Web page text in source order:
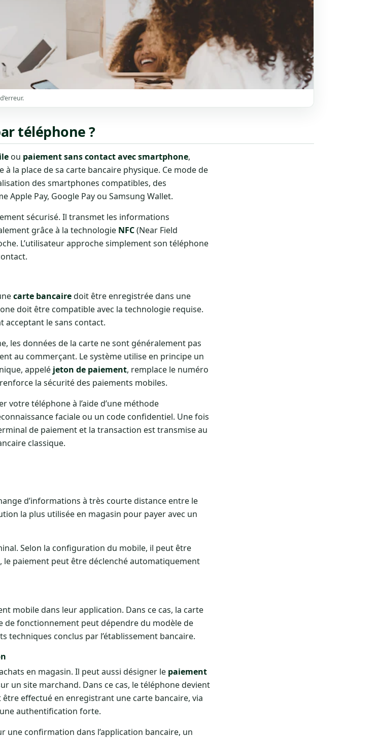
téléphone ?
ou paiement sans contact avec smartphone,
la place de sa carte bancaire physique. Ce mode de
des smartphones compatibles, des
Pay, Google Pay ou Samsung Wallet.
sécurisé. Il transmet les informations
grâce à la technologie NFC(Near Field
L’utilisateur approche simplement son téléphone
carte bancairedoit être enregistrée dans une
doit être compatible avec la technologie requise.
acceptant le sans contact.
les données de la carte ne sont généralement pas
au commerçant. Le système utilise en principe un
appelé jeton de paiement, remplace le numéro
la sécurité des paiements mobiles.
téléphone à l’aide d’une méthode
faciale ou un code confidentiel. Une fois
de paiement et la transaction est transmise au
classique.
d’informations à très courte distance entre le
la plus utilisée en magasin pour payer avec un
Selon la configuration du mobile, il peut être
le paiement peut être déclenché automatiquement
mobile dans leur application. Dans ce cas, la carte
de fonctionnement peut dépendre du modèle de
techniques conclus par l’établissement bancaire.
en magasin. Il peut aussi désigner le paiement
un site marchand. Dans ce cas, le téléphone devient
effectué en enregistrant une carte bancaire, via
authentification forte.
une confirmation dans l’application bancaire, un